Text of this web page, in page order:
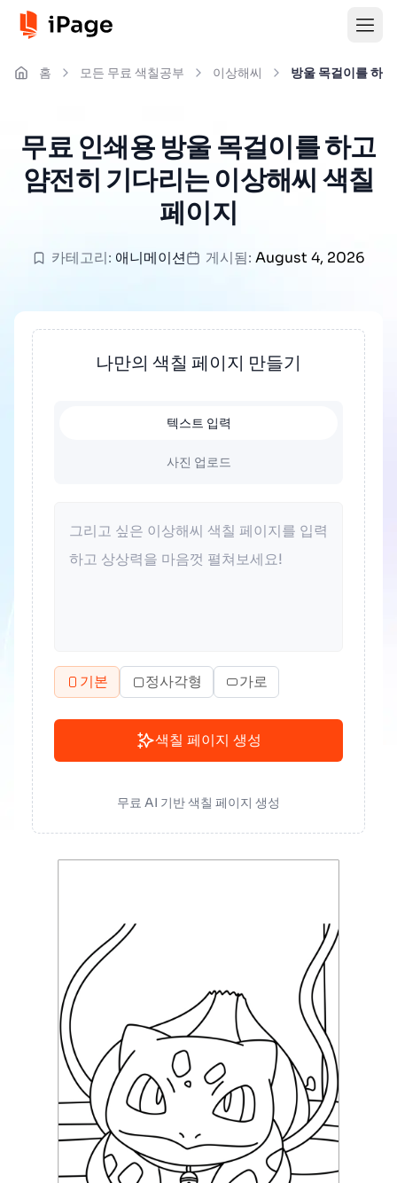
홈 모든 무료 색칠공부 이상해씨 방울 목걸이를 하
무료 인쇄용 방울 목걸이를 하고
얌전히 기다리는 이상해씨 색칠
페이지
카테고리: 애니메이션 게시됨: August 4, 2026
나만의 색칠 페이지 만들기
텍스트 입력
사진 업로드
기본 정사각형 가로
색칠 페이지 생성
무료 AI 기반 색칠 페이지 생성